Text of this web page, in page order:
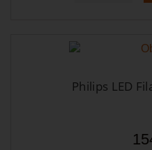
Philips LED